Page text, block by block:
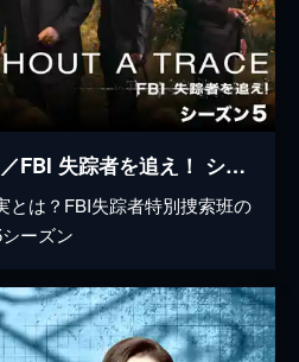
WITHOUT A TRACE／FBI 失踪者を追え！ シーズン5
とは？FBI失踪者特別捜索班の
ーズン